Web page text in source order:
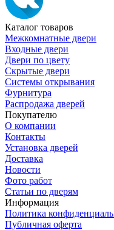
Каталог товаров
Межкомнатные двери
Входные двери
Двери по цвету
Скрытые двери
Системы открывания
Фурнитура
Распродажа дверей
Покупателю
О компании
Контакты
Установка дверей
Доставка
Новости
Фото работ
Статьи по дверям
Информация
Политика
Публичная оферта